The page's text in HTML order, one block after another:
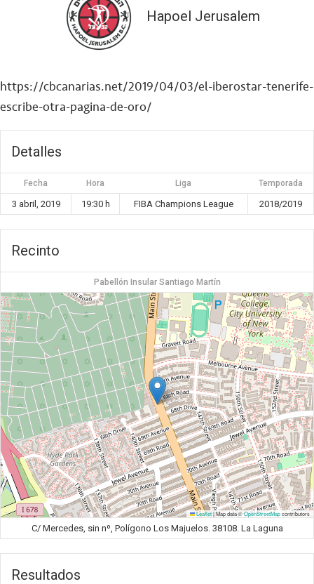
Hapoel Jerusalem
https://cbcanarias.net/2019/04/03/el-iberostar-tenerife-
escribe-otra-pagina-de-oro/
Detalles
Fecha Hora Liga Temporada
3 abril, 2019 19:30 h FIBA Champions League 2018/2019
Recinto
Pabellón Insular Santiago Martín
Leaflet|Map data ©OpenStreetMapcontributors
C/ Mercedes, sin nº, Polígono Los Majuelos. 38108. La Laguna
Resultados